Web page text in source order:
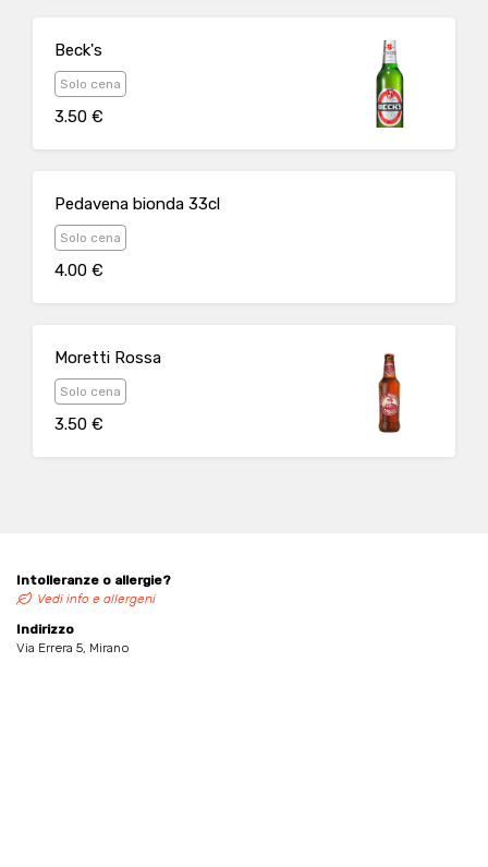
Beck's
Solo cena
3.50 €
Pedavena bionda 33cl
Solo cena
4.00 €
Moretti Rossa
Solo cena
3.50 €
Intolleranze o allergie?
Vedi info e allergeni
Indirizzo
Via Errera 5, Mirano